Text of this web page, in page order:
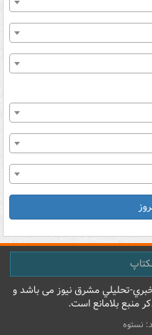
تحليلي مشرق نيوز می باشد و
منبع بلامانع است.
نستوه